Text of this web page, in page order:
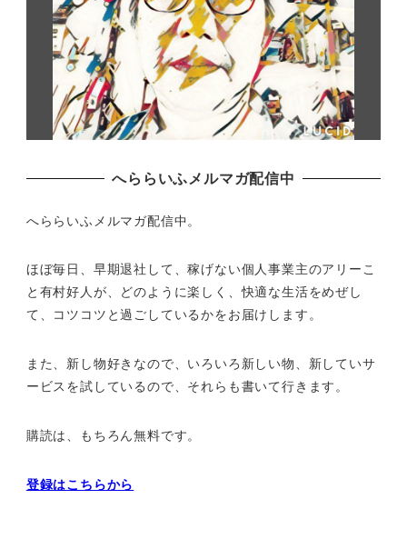
へららいふメルマガ配信中
へららいふメルマガ配信中。
ほぼ毎日、早期退社して、稼げない個人事業主のアリーこ
と有村好人が、どのように楽しく、快適な生活をめぜし
て、 コツコツと過ごしているかをお届けします。
また、新し物好きなので、いろいろ新しい物、 新していサ
ービスを試しているので、それらも書いて行きます。
購読は、もちろん無料です。
登録はこちらから